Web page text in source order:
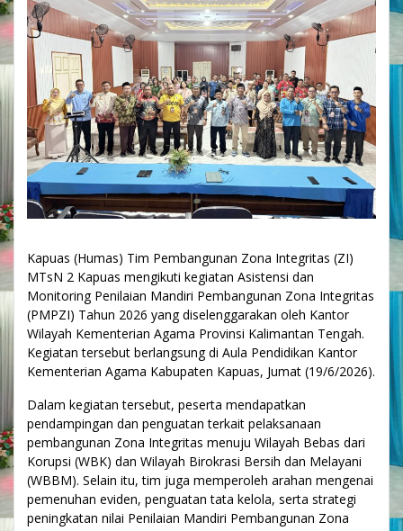
Kapuas (Humas) Tim Pembangunan Zona Integritas (ZI)
MTsN 2 Kapuas mengikuti kegiatan Asistensi dan
Monitoring Penilaian Mandiri Pembangunan Zona Integritas
(PMPZI) Tahun 2026 yang diselenggarakan oleh Kantor
Wilayah Kementerian Agama Provinsi Kalimantan Tengah.
Kegiatan tersebut berlangsung di Aula Pendidikan Kantor
Kementerian Agama Kabupaten Kapuas, Jumat (19/6/2026).
Dalam kegiatan tersebut, peserta mendapatkan
pendampingan dan penguatan terkait pelaksanaan
pembangunan Zona Integritas menuju Wilayah Bebas dari
Korupsi (WBK) dan Wilayah Birokrasi Bersih dan Melayani
(WBBM). Selain itu, tim juga memperoleh arahan mengenai
pemenuhan eviden, penguatan tata kelola, serta strategi
peningkatan nilai Penilaian Mandiri Pembangunan Zona